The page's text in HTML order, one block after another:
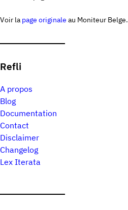
Voir la page originale au Moniteur Belge.
Refli
A propos
Blog
Documentation
Contact
Disclaimer
Changelog
Lex Iterata